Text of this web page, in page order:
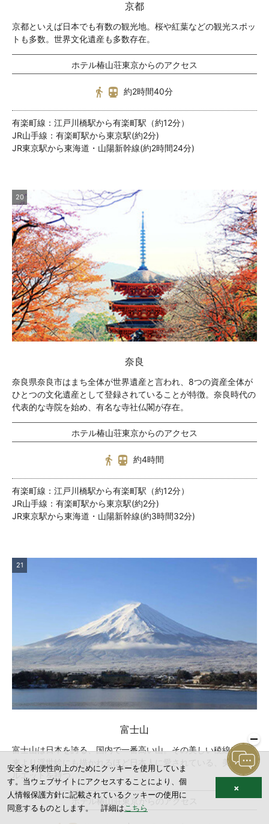
京都
京都といえば日本でも有数の観光地。桜や紅葉などの観光スポッ
トも多数。世界文化遺産も多数存在。
ホテル椿山荘東京からのアクセス
約2時間40分
有楽町線：江戸川橋駅から有楽町駅（約12分）
JR山手線：有楽町駅から東京駅(約2分)
JR東京駅から東海道・山陽新幹線(約2時間24分)
20
奈良
奈良県奈良市はまち全体が世界遺産と言われ、8つの資産全体が
ひとつの文化遺産として登録されていることが特徴。奈良時代の
代表的な寺院を始め、有名な寺社仏閣が存在。
ホテル椿山荘東京からのアクセス
約4時間
有楽町線：江戸川橋駅から有楽町駅（約12分）
JR山手線：有楽町駅から東京駅(約2分)
JR東京駅から東海道・山陽新幹線(約3時間32分)
21
富士山
富士山は日本を誇る、国内で一番高い山。その美しい稜線は、古
来より浮世絵にも描かれるほど日本人に愛されている、美しいシ
ルエットを持つ。
ホテル椿山荘東京からのアクセス
安全と利便性向上のためにクッキーを使用していま
す。当ウェブサイトにアクセスすることにより、個
人情報保護方針に記載されているクッキーの使用に
同意するものとします。 詳細はこちら
×